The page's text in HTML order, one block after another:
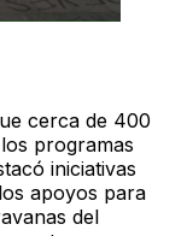
cerca de 400
programas
iniciativas
apoyos para
del